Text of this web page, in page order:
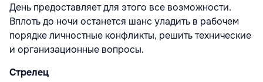
День предоставляет для этого все возможности.
Вплоть до ночи останется шанс уладить в рабочем
порядке личностные конфликты, решить технические
и организационные вопросы.
Стрелец